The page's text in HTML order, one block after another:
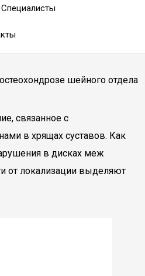
Специалисты
шейного отдела
связанное с
в хрящах суставов. Как
в дисках меж
от локализации выделяют